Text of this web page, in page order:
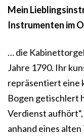
Mein
Instrumenten im
… die
Jahre 1790. Ihr
repräsentiert eine
Bogen getischlert
Verdienst
anhand eines